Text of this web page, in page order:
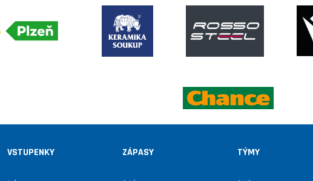
VSTUPENKY ZÁPASY TÝMY